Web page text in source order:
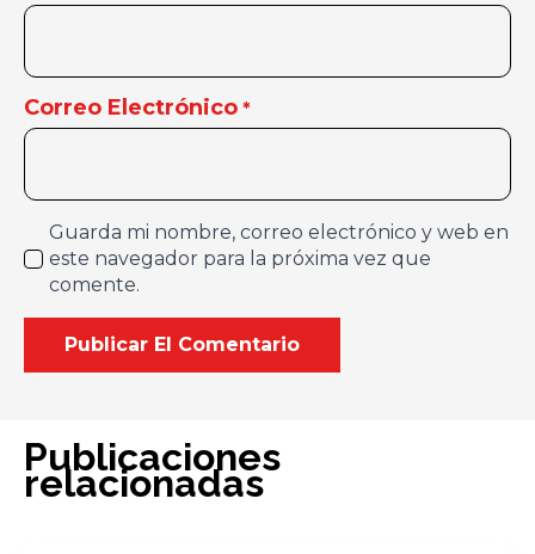
Correo Electrónico *
Guarda mi nombre, correo electrónico y web en
este navegador para la próxima vez que
comente.
Publicaciones
relacionadas